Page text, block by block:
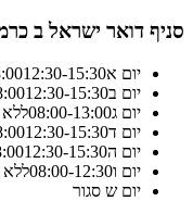
סניף דואר ישראל ב
יום א12:30-15:30
יום ב12:30-15:30
יום ג
08:00-13:00
יום ד12:30-15:30
יום ה12:30-15:30
יום ו
08:00-12:30
יום ש סגור